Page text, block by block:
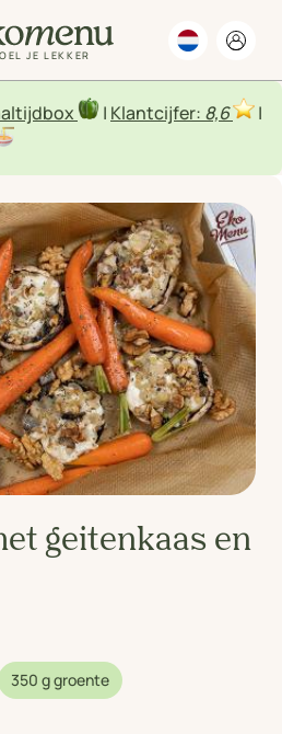
JE LEKKER
| Klantcijfer: 8,6
|
geitenkaas en
350 g groente